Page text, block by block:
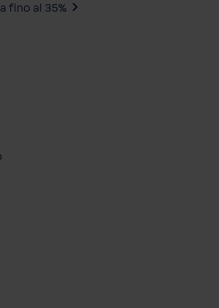
fino al 35%